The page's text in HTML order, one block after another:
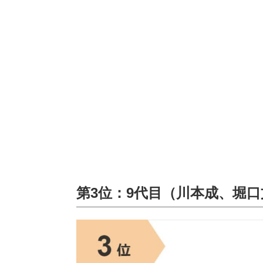
第3位：9代目（川本成、堀